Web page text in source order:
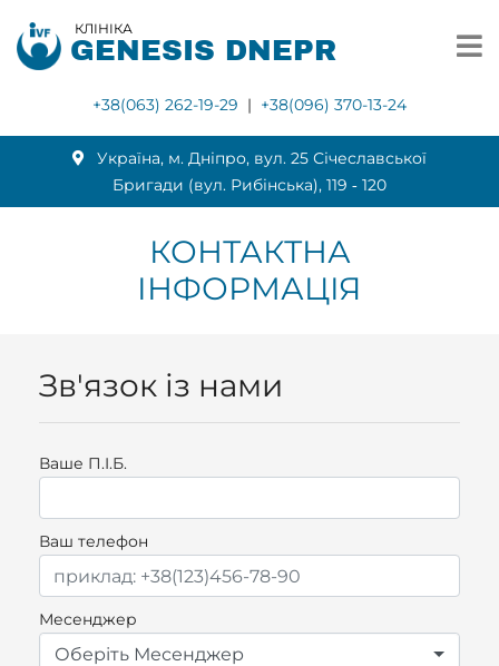
КЛІНІКА
GENESIS DNEPR
+38(063) 262-19-29 | +38(096) 370-13-24
Українa, м. Дніпро, вул. 25 Січеславської
Бригади (вул. Рибінська), 119 ‑ 120
КОНТАКТНА
ІНФОРМАЦІЯ
Зв'язок із нами
Ваше П.I.Б.
Ваш телефон
Месенджер
Оберіть Месенджер